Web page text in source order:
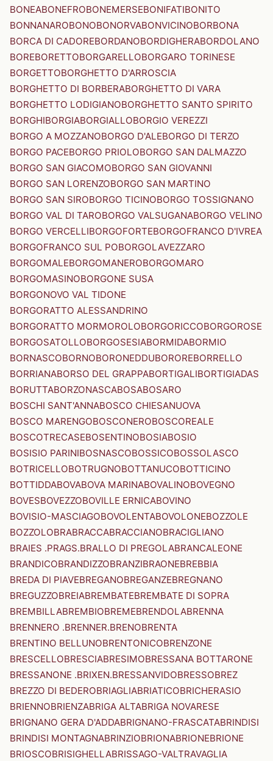
BONEABONEFROBONEMERSEBONIFATIBONITO
BONNANAROBONOBONORVABONVICINOBORBONA
BORCA DI CADOREBORDANOBORDIGHERABORDOLANO
BOREBORETTOBORGARELLOBORGARO TORINESE
BORGETTOBORGHETTO D'ARROSCIA
BORGHETTO DI BORBERABORGHETTO DI VARA
BORGHETTO LODIGIANOBORGHETTO SANTO SPIRITO
BORGHIBORGIABORGIALLOBORGIO VEREZZI
BORGO A MOZZANOBORGO D'ALEBORGO DI TERZO
BORGO PACEBORGO PRIOLOBORGO SAN DALMAZZO
BORGO SAN GIACOMOBORGO SAN GIOVANNI
BORGO SAN LORENZOBORGO SAN MARTINO
BORGO SAN SIROBORGO TICINOBORGO TOSSIGNANO
BORGO VAL DI TAROBORGO VALSUGANABORGO VELINO
BORGO VERCELLIBORGOFORTEBORGOFRANCO D'IVREA
BORGOFRANCO SUL POBORGOLAVEZZARO
BORGOMALEBORGOMANEROBORGOMARO
BORGOMASINOBORGONE SUSA
BORGONOVO VAL TIDONE
BORGORATTO ALESSANDRINO
BORGORATTO MORMOROLOBORGORICCOBORGOROSE
BORGOSATOLLOBORGOSESIABORMIDABORMIO
BORNASCOBORNOBORONEDDUBOROREBORRELLO
BORRIANABORSO DEL GRAPPABORTIGALIBORTIGIADAS
BORUTTABORZONASCABOSABOSARO
BOSCHI SANT'ANNABOSCO CHIESANUOVA
BOSCO MARENGOBOSCONEROBOSCOREALE
BOSCOTRECASEBOSENTINOBOSIABOSIO
BOSISIO PARINIBOSNASCOBOSSICOBOSSOLASCO
BOTRICELLOBOTRUGNOBOTTANUCOBOTTICINO
BOTTIDDABOVABOVA MARINABOVALINOBOVEGNO
BOVESBOVEZZOBOVILLE ERNICABOVINO
BOVISIO-MASCIAGOBOVOLENTABOVOLONEBOZZOLE
BOZZOLOBRABRACCABRACCIANOBRACIGLIANO
BRAIES .PRAGS.BRALLO DI PREGOLABRANCALEONE
BRANDICOBRANDIZZOBRANZIBRAONEBREBBIA
BREDA DI PIAVEBREGANOBREGANZEBREGNANO
BREGUZZOBREIABREMBATEBREMBATE DI SOPRA
BREMBILLABREMBIOBREMEBRENDOLABRENNA
BRENNERO .BRENNER.BRENOBRENTA
BRENTINO BELLUNOBRENTONICOBRENZONE
BRESCELLOBRESCIABRESIMOBRESSANA BOTTARONE
BRESSANONE .BRIXEN.BRESSANVIDOBRESSOBREZ
BREZZO DI BEDEROBRIAGLIABRIATICOBRICHERASIO
BRIENNOBRIENZABRIGA ALTABRIGA NOVARESE
BRIGNANO GERA D'ADDABRIGNANO-FRASCATABRINDISI
BRINDISI MONTAGNABRINZIOBRIONABRIONEBRIONE
BRIOSCOBRISIGHELLABRISSAGO-VALTRAVAGLIA